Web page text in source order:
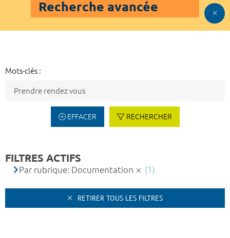
Recherche avancée
Mots-clés :
EFFACER RECHERCHER
FILTRES ACTIFS
Par rubrique: Documentation (1)
RETIRER TOUS LES FILTRES